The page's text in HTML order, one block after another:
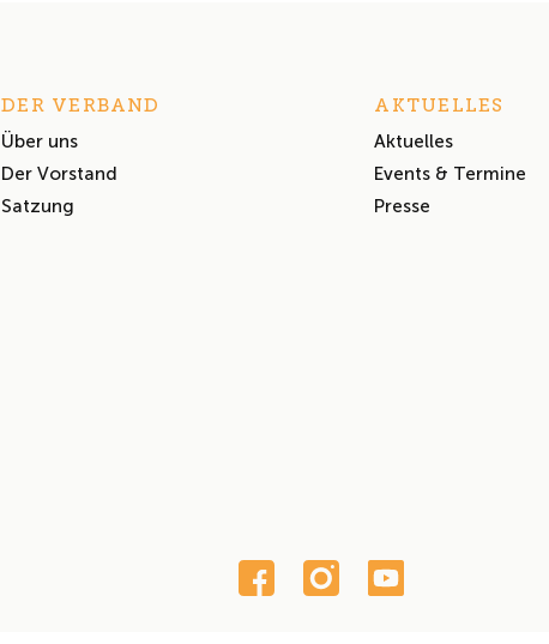
DER VERBAND
Über uns
Der Vorstand
Satzung
AKTUELLES
Aktuelles
Events & Termine
Presse